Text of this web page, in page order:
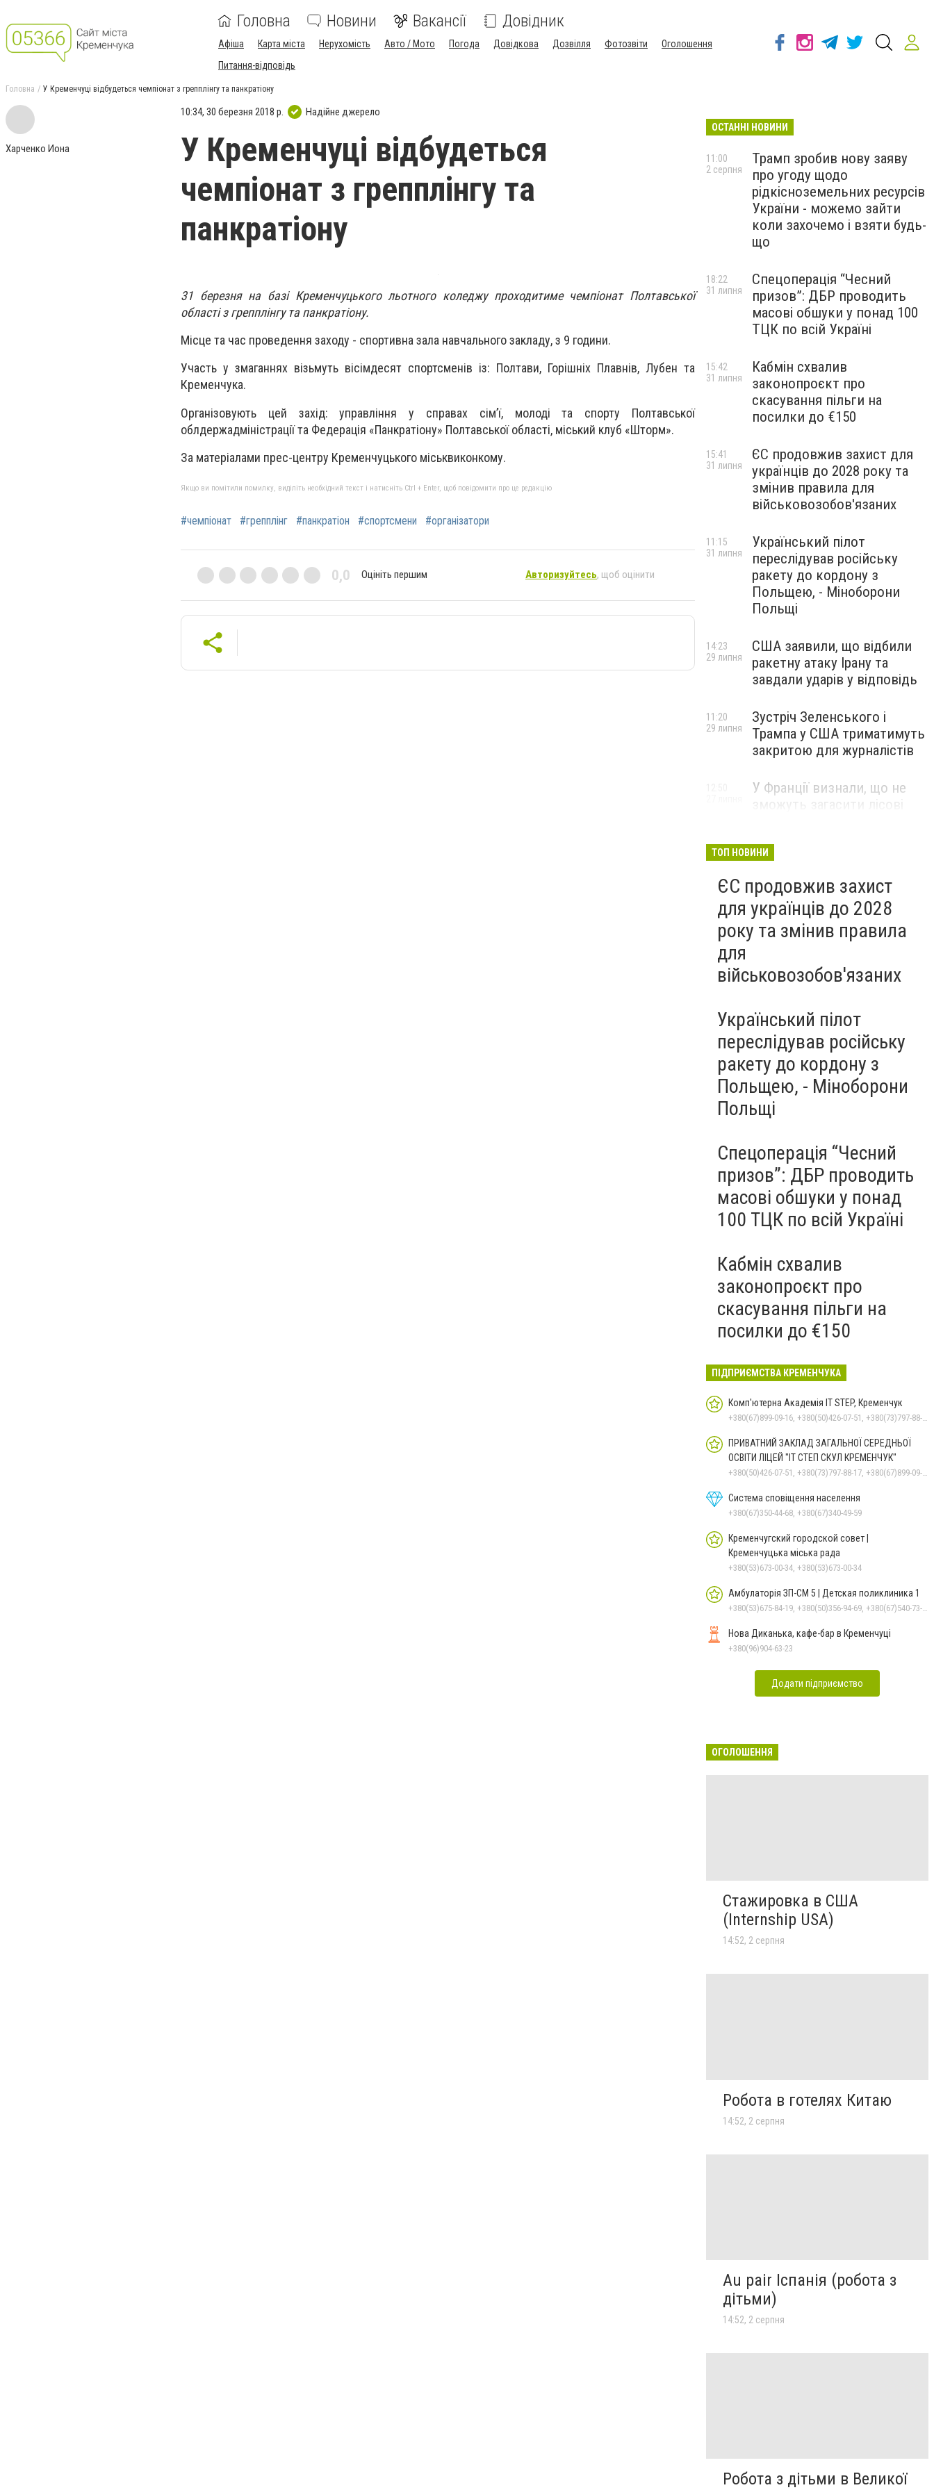
Головна Новини Вакансії Довідник
Афіша Карта міста Нерухомість Авто / Мото Погода Довідкова Дозвілля Фотозвіти
Оголошення
Питання-відповідь
Головна У Кременчуці відбудеться чемпіонат з грепплінгу та панкратіону
Харченко Иона
10:34, 30 березня 2018 р. Надійне джерело
У Кременчуці відбудеться
чемпіонат з грепплінгу та
панкратіону
31 березня на базі Кременчуцького льотного коледжу проходитиме чемпіонат Полтавської
області з грепплінгу та панкратіону.
Місце та час проведення заходу - спортивна зала навчального закладу, з 9 години.
Участь у змаганнях візьмуть вісімдесят спортсменів із: Полтави, Горішніх Плавнів, Лубен та
Кременчука.
Організовують цей захід: управління у справах сім’ї, молоді та спорту Полтавської
облдержадміністрації та Федерація «Панкратіону» Полтавської області, міський клуб «Шторм».
За матеріалами прес-центру Кременчуцького міськвиконкому.
Якщо ви помітили помилку, виділіть необхідний текст і натисніть Ctrl + Enter, щоб повідомити про це редакцію
#чемпіонат #грепплінг #панкратіон #спортсмени #організатори
0,0 Оцініть першим Авторизуйтесь, щоб оцінити
ОСТАННІ НОВИНИ
Трамп зробив нову заяву
про угоду щодо
рідкісноземельних ресурсів
України - можемо зайти
коли захочемо і взяти будь-
що
11:00
2 серпня
Спецоперація “Чесний
призов”: ДБР проводить
масові обшуки у понад 100
ТЦК по всій Україні
18:22
31 липня
Кабмін схвалив
законопроєкт про
скасування пільги на
посилки до €150
15:42
31 липня
ЄС продовжив захист для
українців до 2028 року та
змінив правила для
військовозобов'язаних
15:41
31 липня
Український пілот
переслідував російську
ракету до кордону з
Польщею, - Міноборони
Польщі
11:15
31 липня
США заявили, що відбили
ракетну атаку Ірану та
завдали ударів у відповідь
14:23
29 липня
Зустріч Зеленського і
Трампа у США триматимуть
закритою для журналістів
11:20
29 липня
У Франції визнали, що не
ТОП НОВИНИ
ЄС продовжив захист
для українців до 2028
року та змінив правила
для
військовозобов'язаних
Український пілот
переслідував російську
ракету до кордону з
Польщею, - Міноборони
Польщі
Спецоперація “Чесний
призов”: ДБР проводить
масові обшуки у понад
100 ТЦК по всій Україні
Кабмін схвалив
законопроєкт про
скасування пільги на
посилки до €150
ПІДПРИЄМСТВА КРЕМЕНЧУКА
Комп'ютерна Академія IT STEP, Кременчук
+380(67)899-09-16, +380(50)426-07-51, +380(73)797-88-17
ПРИВАТНИЙ ЗАКЛАД ЗАГАЛЬНОЇ СЕРЕДНЬОЇ
ОСВІТИ ЛІЦЕЙ "ІТ СТЕП СКУЛ КРЕМЕНЧУК"
+380(50)426-07-51, +380(73)797-88-17, +380(67)899-09-16
Система сповіщення населення
+380(67)350-44-68, +380(67)340-49-59
Кременчугский городской совет |
Кременчуцька міська рада
+380(53)673-00-34, +380(53)673-00-34
Амбулаторія ЗП-СМ 5 | Детская поликлиника 1
+380(53)675-84-19, +380(50)356-94-69, +380(67)540-73-87
Нова Диканька, кафе-бар в Кременчуці
+380(96)904-63-23
Додати підприємство
ОГОЛОШЕННЯ
Стажировка в США
(Internship USA)
14:52, 2 серпня
Робота в готелях Китаю
14:52, 2 серпня
Au pair Іспанія (робота з
дітьми)
14:52, 2 серпня
Робота з дітьми в Великої